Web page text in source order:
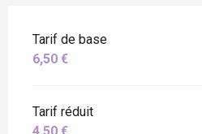
Tarif de base
6,50 €
Tarif réduit